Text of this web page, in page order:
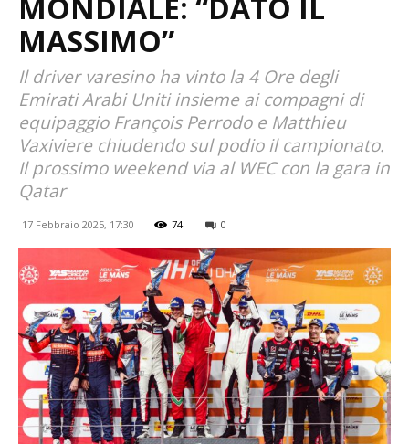
MASSIMO”
Il driver varesino ha vinto la 4 Ore degli
Emirati Arabi Uniti insieme ai compagni di
equipaggio François Perrodo e Matthieu
Vaxiviere chiudendo sul podio il campionato.
Il prossimo weekend via al WEC con la gara in
Qatar
17 Febbraio 2025, 17:30 74 0